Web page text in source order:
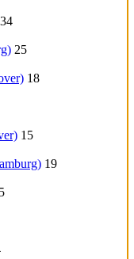
34
25
18
15
19